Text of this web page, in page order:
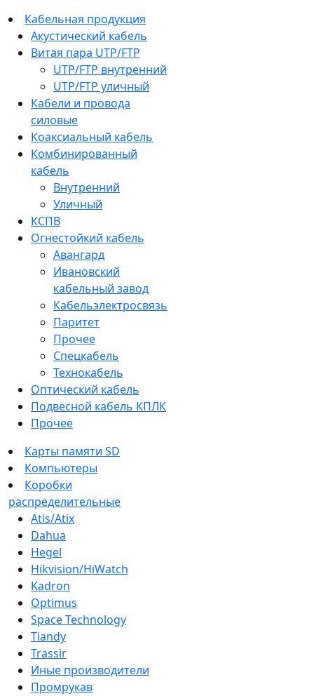
Кабельная продукция
Акустический кабель
Витая пара UTP/FTP
UTP/FTP внутренний
UTP/FTP уличный
Кабели и провода
силовые
Коаксиальный кабель
Комбинированный
кабель
Внутренний
Уличный
КСПВ
Огнестойкий кабель
Авангард
Ивановский
кабельный завод
Кабельэлектросвязь
Паритет
Прочее
Спецкабель
Технокабель
Оптический кабель
Подвесной кабель КПЛК
Прочее
Карты памяти SD
Компьютеры
Коробки
распределительные
Atis/Atix
Dahua
Hegel
Hikvision/HiWatch
Kadron
Optimus
Space Technology
Tiandy
Trassir
Иные производители
Промрукав